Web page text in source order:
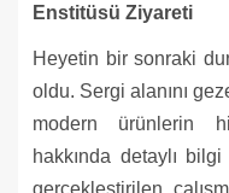
Enstitüsü Ziyareti
Heyetin bir sonraki
oldu. Sergi alanını
modern ürünlerin
hakkında detaylı
gerçekleştirilen